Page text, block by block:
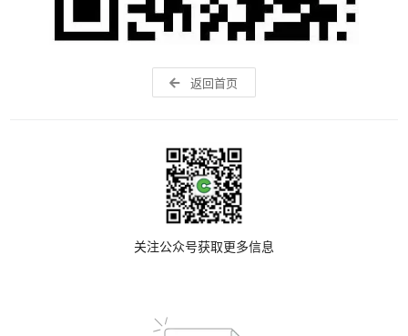
返回首页
关注公众号获取更多信息